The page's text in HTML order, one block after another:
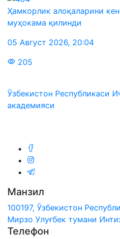
Ҳамкорлик алоқаларини
муҳокама қилинди
05 Август 2026, 20:04
205
Ўзбекистон Республикаси
академияси
Манзил
100197, Ўзбекистон
Мирзо Улуғбек тумани
Телефон